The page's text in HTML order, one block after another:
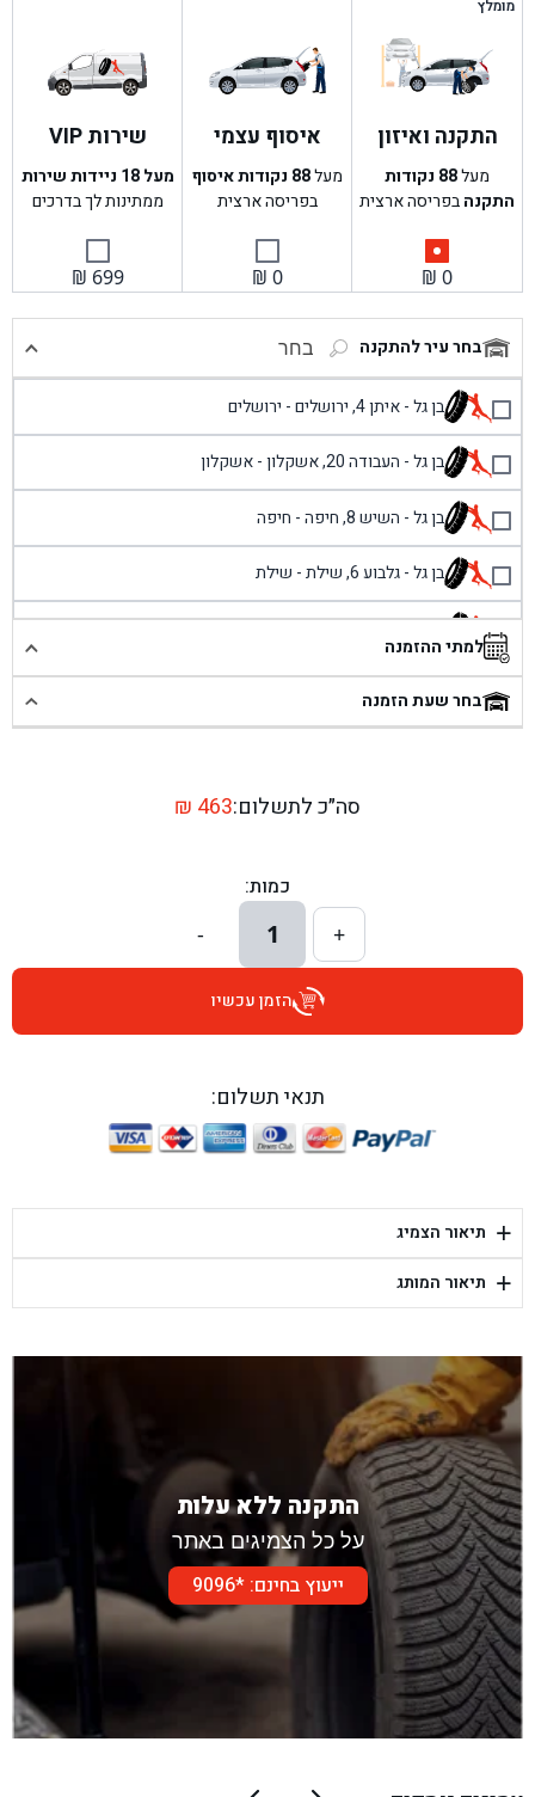
מומלץ
התקנה ואיזון
מעל88 נקודות
התקנהבפריסה ארצית
₪ 0
איסוף עצמי
מעל88 נקודות איסוף
בפריסה ארצית
₪ 0
שירות VIP
מעל 18 ניידות שירות
ממתינות לך בדרכים
₪ 699
בחר עיר להתקנה בחר
בן גל - איתן 4, ירושלים - ירושלים
בן גל - העבודה 20, אשקלון - אשקלון
בן גל - השיש 8, חיפה - חיפה
בן גל - גלבוע 6, שילת - שילת
בן גל - פוריידיס, כניסה צפונית מול כביש 4 - פרדיס
בן גל - שכונת אזור תעשייה זעירה, עיילבון - עיילבון
בן גל - דרך השבעה 20, אזור - אזור
בן גל - הרצל 6, גדרה - גדרה
בן גל - שדרות דוד בן גוריון 8, באר שבע - באר שבע
בן גל - היובלים 26, הוד השרון - הוד השרון
בן גל - יפת 88, תל אביב יפו - תל אביב
בן גל - דור אלון הר טוב - בית שמש
למתי ההזמנה
בחר שעת הזמנה
סה״כ לתשלום: ₪ 463
כמות:
+
1
-
הזמן עכשיו
תנאי תשלום:
+ תיאור הצמיג
+ תיאור המותג
התקנה ללא עלות
על כל הצמיגים באתר
ייעוץ בחינם: *9096